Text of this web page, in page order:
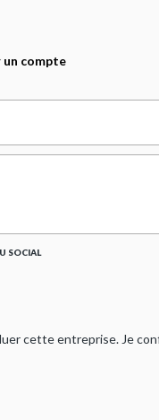
un compte
SOCIAL
cette entreprise. Je